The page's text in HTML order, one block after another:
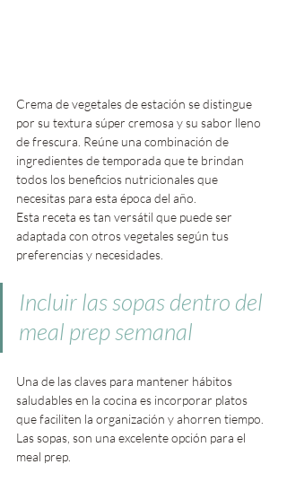
Crema de vegetales de estación se distingue
por su textura súper cremosa y su sabor lleno
de frescura. Reúne una combinación de
ingredientes de temporada que te brindan
todos los beneficios nutricionales que
necesitas para esta época del año.
Esta receta es tan versátil que puede ser
adaptada con otros vegetales según tus
preferencias y necesidades.
Incluir las sopas dentro del
meal prep semanal
Una de las claves para mantener hábitos
saludables en la cocina es incorporar platos
que faciliten la organización y ahorren tiempo.
Las sopas, son una excelente opción para el
meal prep.